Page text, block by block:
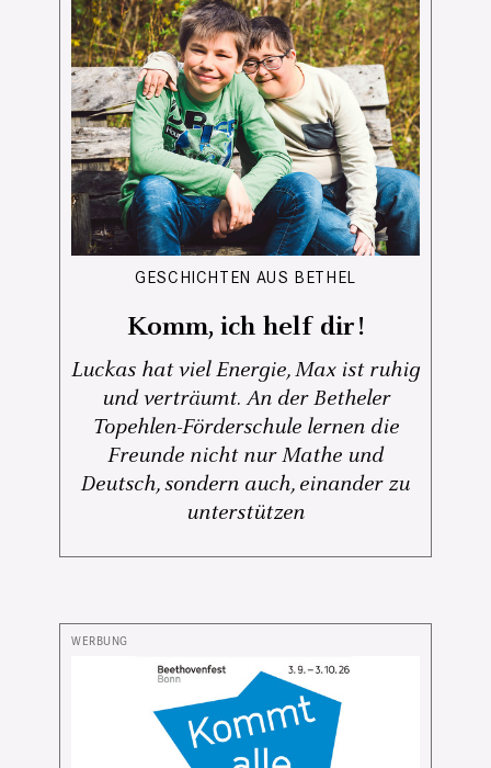
GESCHICHTEN AUS BETHEL
Komm, ich helf dir!
Luckas hat viel Energie, Max ist ruhig
und verträumt. An der Betheler
Topehlen-Förderschule lernen die
Freunde nicht nur Mathe und
Deutsch, sondern auch, einander zu
unterstützen